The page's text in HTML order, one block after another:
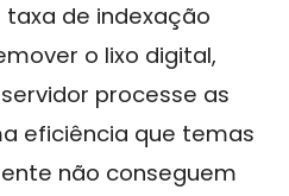
de indexação
o lixo digital,
processe as
eficiência que temas
não conseguem